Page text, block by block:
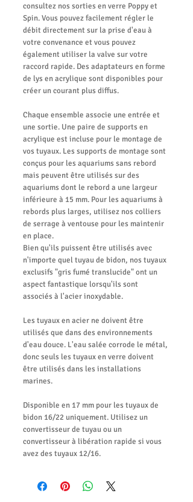
consultez nos sorties en verre Poppy et
Spin. Vous pouvez facilement régler le
débit directement sur la prise d'eau à
votre convenance et vous pouvez
également utiliser la valve sur votre
raccord rapide. Des adaptateurs en forme
de lys en acrylique sont disponibles pour
créer un courant plus diffus.
Chaque ensemble associe une entrée et
une sortie. Une paire de supports en
acrylique est incluse pour le montage de
vos tuyaux. Les supports de montage sont
conçus pour les aquariums sans rebord
mais peuvent être utilisés sur des
aquariums dont le rebord a une largeur
inférieure à 15 mm. Pour les aquariums à
rebords plus larges, utilisez nos colliers
de serrage à ventouse pour les maintenir
en place.
Bien qu'ils puissent être utilisés avec
n'importe quel tuyau de bidon, nos tuyaux
exclusifs "gris fumé translucide" ont un
aspect fantastique lorsqu'ils sont
associés à l'acier inoxydable.
Les tuyaux en acier ne doivent être
utilisés que dans des environnements
d'eau douce. L'eau salée corrode le métal,
donc seuls les tuyaux en verre doivent
être utilisés dans les installations
marines.
Disponible en 17 mm pour les tuyaux de
bidon 16/22 uniquement. Utilisez un
convertisseur de tuyau ou un
convertisseur à libération rapide si vous
avez des tuyaux 12/16.